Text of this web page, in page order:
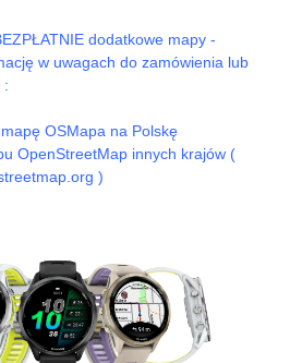
dodatkowe mapy -
w uwagach do zamówienia lub
:
OSMapa na Polskę
OpenStreetMap innych krajów (
)